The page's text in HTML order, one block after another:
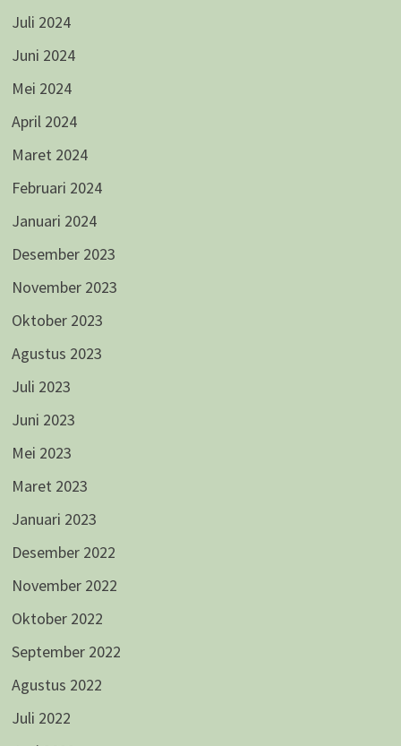
Juli 2024
Juni 2024
Mei 2024
April 2024
Maret 2024
Februari 2024
Januari 2024
Desember 2023
November 2023
Oktober 2023
Agustus 2023
Juli 2023
Juni 2023
Mei 2023
Maret 2023
Januari 2023
Desember 2022
November 2022
Oktober 2022
September 2022
Agustus 2022
Juli 2022